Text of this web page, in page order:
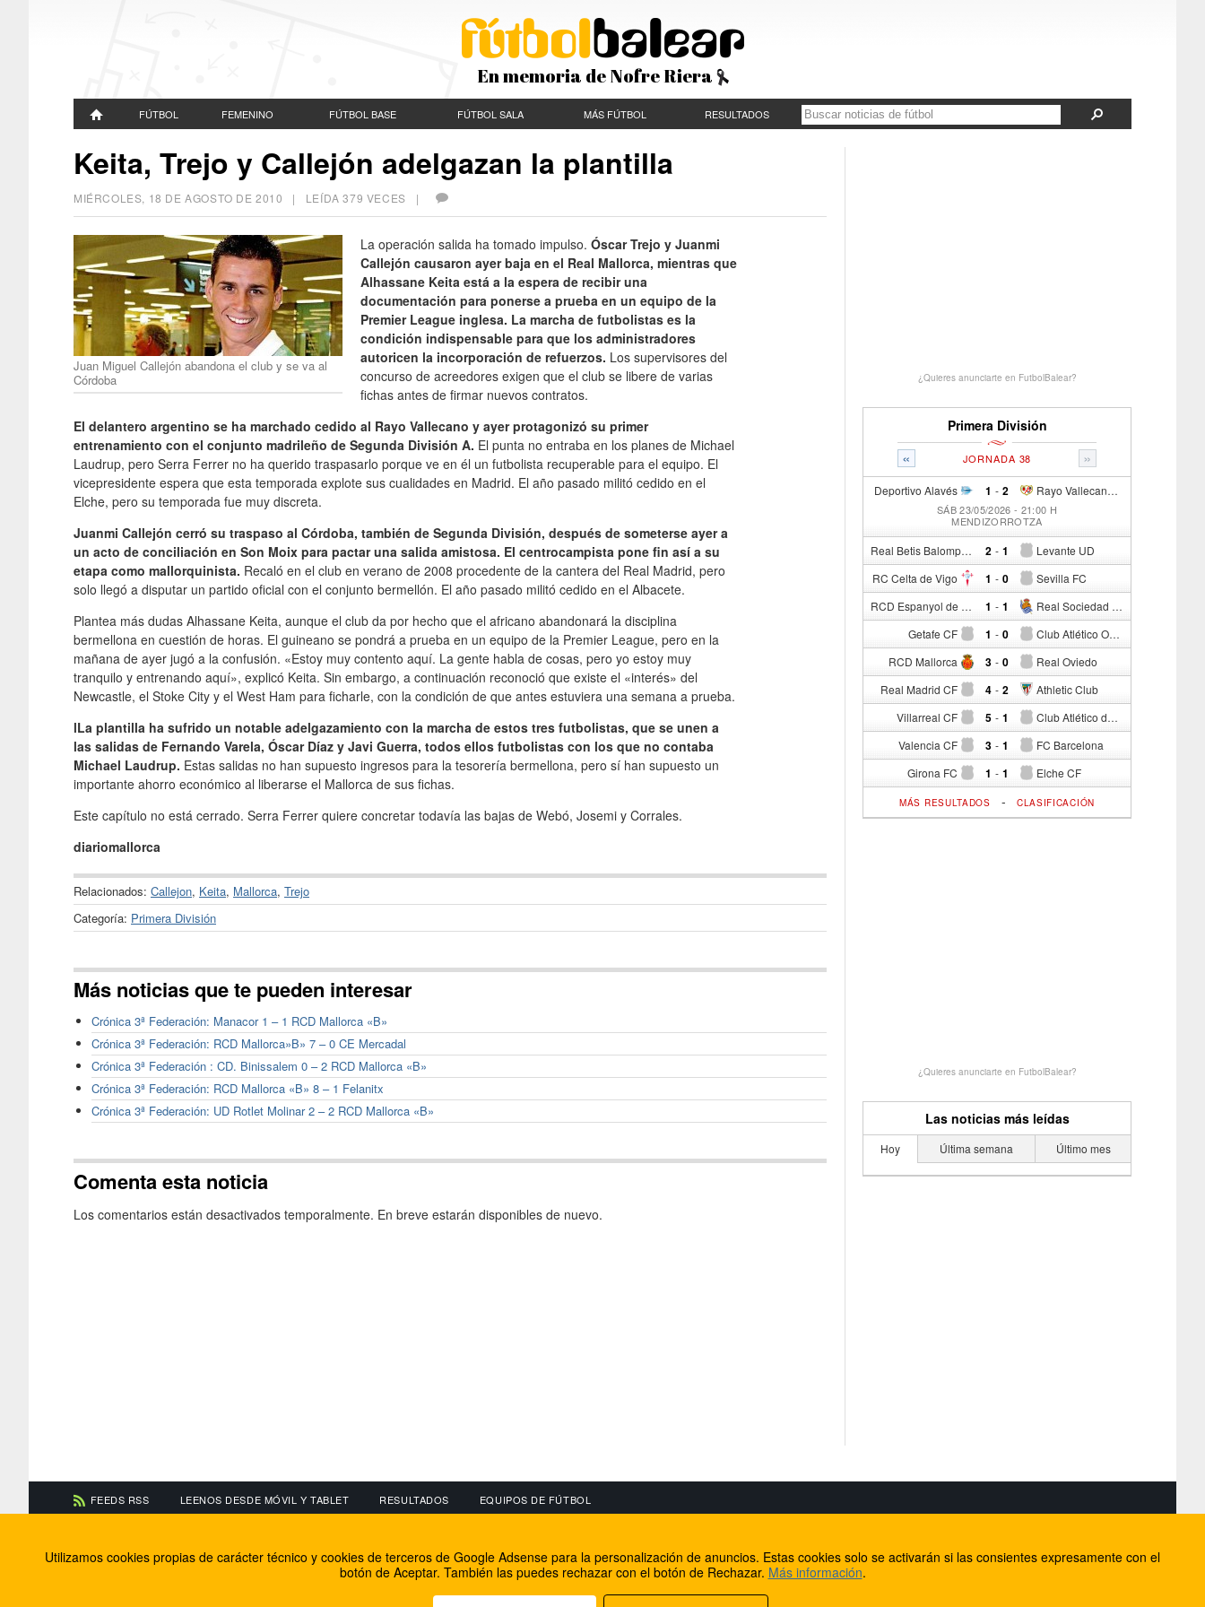
En memoria de Nofre Riera
FÚTBOL FEMENINO FÚTBOL BASE FÚTBOL SALA MÁS FÚTBOL RESULTADOS
Keita, Trejo y Callejón adelgazan la plantilla
MIÉRCOLES, 18 DE AGOSTO DE 2010 | LEÍDA 379 VECES |
Juan Miguel Callejón abandona el club y se va al
Córdoba
La operación salida ha tomado impulso. Óscar Trejo y Juanmi
Callejón causaron ayer baja en el Real Mallorca, mientras que
Alhassane Keita está a la espera de recibir una
documentación para ponerse a prueba en un equipo de la
Premier League inglesa. La marcha de futbolistas es la
condición indispensable para que los administradores
autoricen la incorporación de refuerzos. Los supervisores del
concurso de acreedores exigen que el club se libere de varias
fichas antes de firmar nuevos contratos.
El delantero argentino se ha marchado cedido al Rayo Vallecano y ayer protagonizó su primer
entrenamiento con el conjunto madrileño de Segunda División A. El punta no entraba en los planes de Michael
Laudrup, pero Serra Ferrer no ha querido traspasarlo porque ve en él un futbolista recuperable para el equipo. El
vicepresidente espera que esta temporada explote sus cualidades en Madrid. El año pasado militó cedido en el
Elche, pero su temporada fue muy discreta.
Juanmi Callejón cerró su traspaso al Córdoba, también de Segunda División, después de someterse ayer a
un acto de conciliación en Son Moix para pactar una salida amistosa. El centrocampista pone fin así a su
etapa como mallorquinista. Recaló en el club en verano de 2008 procedente de la cantera del Real Madrid, pero
solo llegó a disputar un partido oficial con el conjunto bermellón. El año pasado militó cedido en el Albacete.
Plantea más dudas Alhassane Keita, aunque el club da por hecho que el africano abandonará la disciplina
bermellona en cuestión de horas. El guineano se pondrá a prueba en un equipo de la Premier League, pero en la
mañana de ayer jugó a la confusión. «Estoy muy contento aquí. La gente habla de cosas, pero yo estoy muy
tranquilo y entrenando aquí», explicó Keita. Sin embargo, a continuación reconoció que existe el «interés» del
Newcastle, el Stoke City y el West Ham para ficharle, con la condición de que antes estuviera una semana a prueba.
lLa plantilla ha sufrido un notable adelgazamiento con la marcha de estos tres futbolistas, que se unen a
las salidas de Fernando Varela, Óscar Díaz y Javi Guerra, todos ellos futbolistas con los que no contaba
Michael Laudrup. Estas salidas no han supuesto ingresos para la tesorería bermellona, pero sí han supuesto un
importante ahorro económico al liberarse el Mallorca de sus fichas.
Este capítulo no está cerrado. Serra Ferrer quiere concretar todavía las bajas de Webó, Josemi y Corrales.
diariomallorca
Relacionados: Callejon, Keita, Mallorca, Trejo
Categoría: Primera División
Más noticias que te pueden interesar
Crónica 3ª Federación: Manacor 1 – 1 RCD Mallorca «B»
Crónica 3ª Federación: RCD Mallorca»B» 7 – 0 CE Mercadal
Crónica 3ª Federación : CD. Binissalem 0 – 2 RCD Mallorca «B»
Crónica 3ª Federación: RCD Mallorca «B» 8 – 1 Felanitx
Crónica 3ª Federación: UD Rotlet Molinar 2 – 2 RCD Mallorca «B»
Comenta esta noticia
Los comentarios están desactivados temporalmente. En breve estarán disponibles de nuevo.
¿Quieres anunciarte en FutbolBalear?
Primera División
« »
JORNADA 38
Deportivo Alavés 1 - Rayo Vallecano de Madrid
2
SÁB 23/05/2026 - 21:00 H
MENDIZORROTZA
Real Betis Balompié 2 - Levante UD
1
RC Celta de Vigo 1 - Sevilla FC
0
RCD Espanyol de Barcelona 1 - Real Sociedad de Fútbol
1
Getafe CF 1 - Club Atlético Osasuna
0
RCD Mallorca 3 - Real Oviedo
0
Real Madrid CF 4 - Athletic Club
2
Villarreal CF 5 - Club Atlético de Madrid
1
Valencia CF 3 - FC Barcelona
1
Girona FC 1 - Elche CF
1
MÁS RESULTADOS - CLASIFICACIÓN
¿Quieres anunciarte en FutbolBalear?
Las noticias más leídas
Hoy Última semana Último mes
FEEDS RSS LEENOS DESDE MÓVIL Y TABLET RESULTADOS EQUIPOS DE FÚTBOL
Información de contacto
El equipo de FútbolBalear
Soluciones Corporativas IP
Facebook
Twitter
Internet Rural Mallorca
Registro de dominios
Utilizamos cookies propias de carácter técnico y cookies de terceros de Google Adsense para la personalización de anuncios. Estas cookies solo se activarán si las consientes expresamente con el
botón de Aceptar. También las puedes rechazar con el botón de Rechazar. Más información.